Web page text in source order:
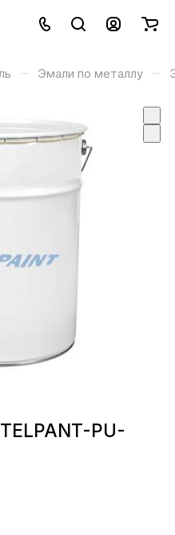
– Эмали по металлу –
PU-